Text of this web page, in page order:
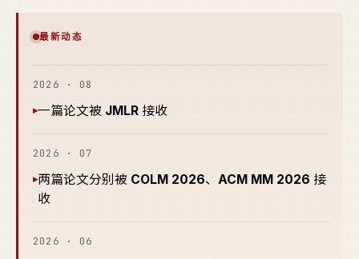
最新动态
2026 · 08
▸一篇论文被 JMLR 接收
2026 · 07
▸两篇论文分别被 COLM 2026、 ACM MM 2026 接
收
2026 · 06